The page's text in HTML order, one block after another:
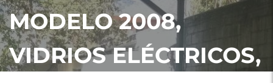
MODELO 2008,
VIDRIOS ELÉCTRICOS,